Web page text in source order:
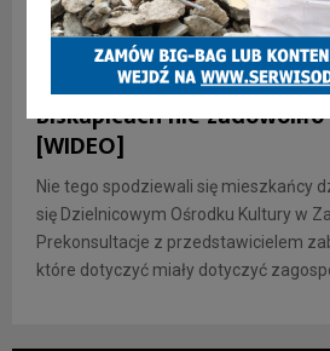
INFORMACJE
Spotkanie w sprawie
Biskupicach nie
[WIDEO]
Nie tego spodziewali się mieszkańcy
się Dzielnicowym Ośrodku Kultury w
Prekonsultacje z przedstawicielem
które dotyczyć miały dotyczyć